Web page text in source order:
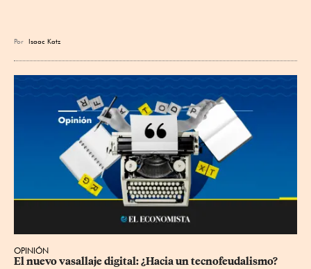
Por Isaac Katz
OPINIÓN
El nuevo vasallaje digital: ¿Hacia un tecnofeudalismo?